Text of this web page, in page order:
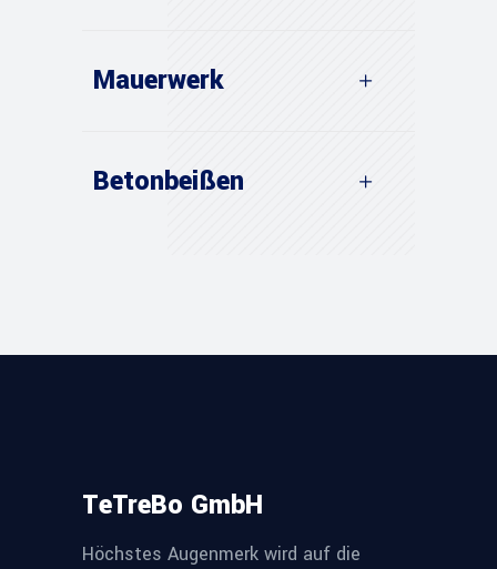
Mauerwerk
Betonbeißen
TeTreBo GmbH
Höchstes Augenmerk wird auf die